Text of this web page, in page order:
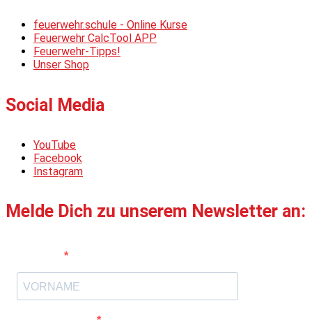
feuerwehr.schule - Online Kurse
Feuerwehr CalcTool APP
Feuerwehr-Tipps!
Unser Shop
Social Media
YouTube
Facebook
Instagram
Melde Dich zu unserem Newsletter an: